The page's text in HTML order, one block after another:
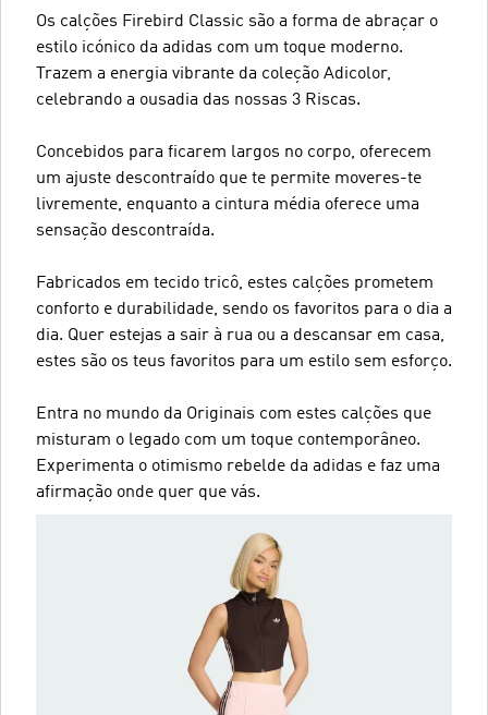
Os calções Firebird Classic são a forma de abraçar o
estilo icónico da adidas com um toque moderno.
Trazem a energia vibrante da coleção Adicolor,
celebrando a ousadia das nossas 3 Riscas.
Concebidos para ficarem largos no corpo, oferecem
um ajuste descontraído que te permite moveres-te
livremente, enquanto a cintura média oferece uma
sensação descontraída.
Fabricados em tecido tricô, estes calções prometem
conforto e durabilidade, sendo os favoritos para o dia a
dia. Quer estejas a sair à rua ou a descansar em casa,
estes são os teus favoritos para um estilo sem esforço.
Entra no mundo da Originais com estes calções que
misturam o legado com um toque contemporâneo.
Experimenta o otimismo rebelde da adidas e faz uma
afirmação onde quer que vás.